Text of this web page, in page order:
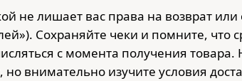
не лишает вас права на возврат
Сохраняйте чеки и помните, что
с момента получения товара.
внимательно изучите условия